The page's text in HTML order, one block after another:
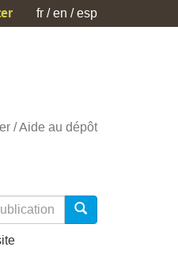
fr en esp
Aide au dépôt